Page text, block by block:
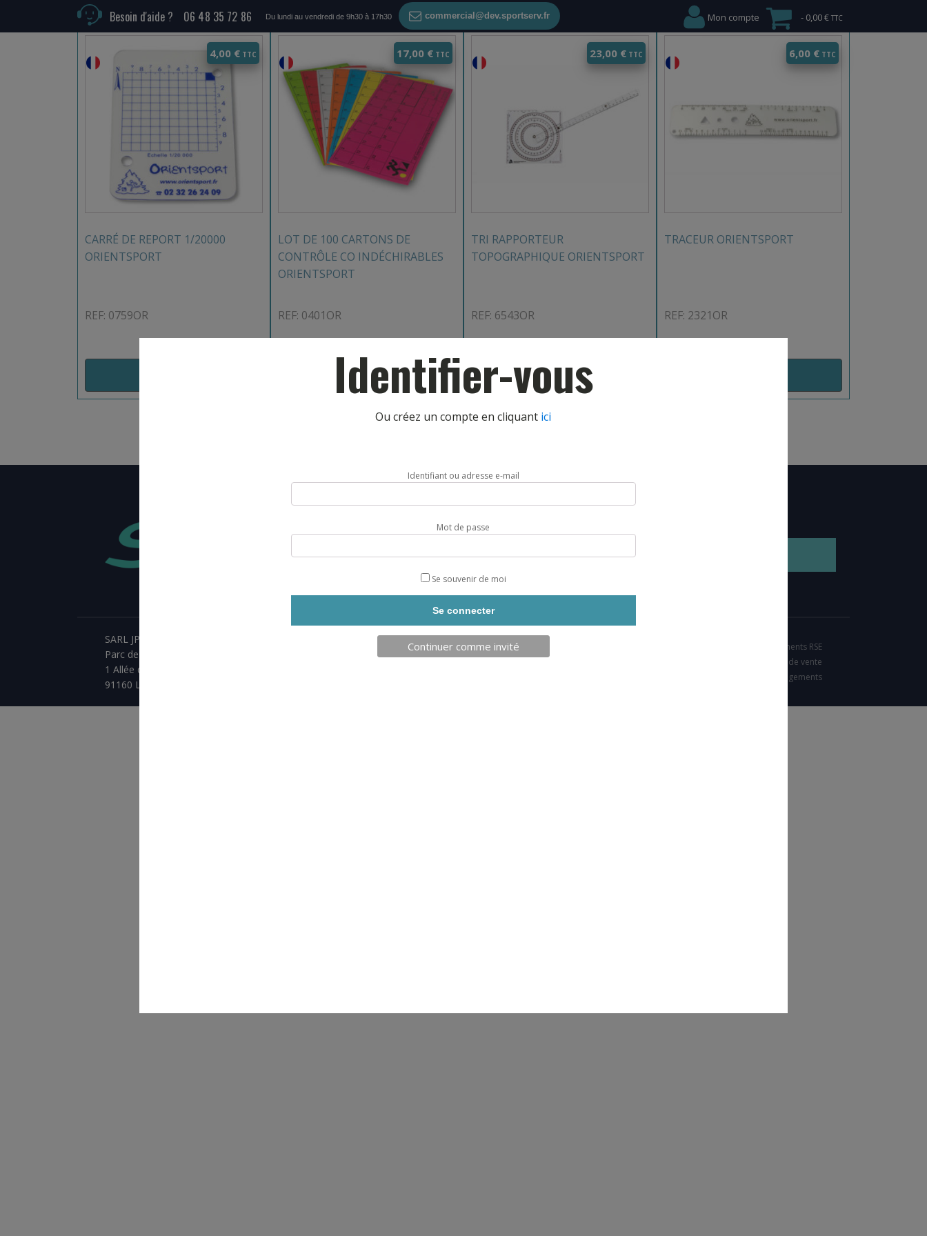
Besoin d'aide ? 06 48 35 72 86 Du lundi au vendredi de 9h30 à 17h30 commercial@dev.sportserv.fr Mon compte 0,00 €
Produits similaires
CARRÉ DE REPORT 1/20000
ORIENTSPORT
REF: 0759OR
4,00 €
LOT DE 100 CARTONS DE
CONTRÔLE CO INDÉCHIRABLES
ORIENTSPORT
REF: 0401OR
17,00 €
CHOIX OPTIONS
TRI RAPPORTEUR
TOPOGRAPHIQUE ORIENTSPORT
REF: 6543OR
23,00 €
AJOUT PANIER
TRACEUR ORIENTSPORT
REF: 2321OR
6,00 €
TELECHARGEZ NOTRE BROCHURE
SARL JPCA - SportServ
Parc de l'évènement
1 Allée d'Effiat, BAT A
91160 Longjumeau
Nos engagements RSE
Condition générales de vente
Charte d'engagements
Identifier-vous
Ou créez un compte en cliquant ici
Identifiant ou adresse e-mail
Mot de passe
Se souvenir de moi
Continuer comme invité